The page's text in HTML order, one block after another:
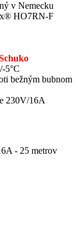
v Nemecku
HO7RN-F
5°C
bežným bubnom
230V/16A
- 25 metrov